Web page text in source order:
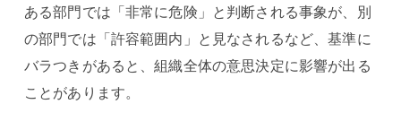
ある部門では「非常に危険」と判断される事象が、別
の部門では「許容範囲内」と見なされるなど、基準に
バラつきがあると、組織全体の意思決定に影響が出る
ことがあります。